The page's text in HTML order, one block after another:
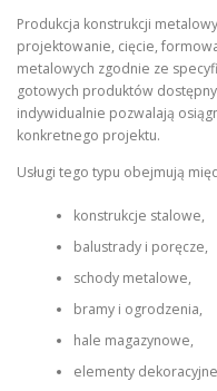
Produkcja konstrukcji
projektowanie, cięcie,
metalowych zgodnie ze
gotowych produktów
indywidualnie pozwalają
konkretnego projektu.
Usługi tego typu obejmują
konstrukcje stalowe,
balustrady i poręcze,
schody metalowe,
bramy i ogrodzenia,
hale magazynowe,
elementy